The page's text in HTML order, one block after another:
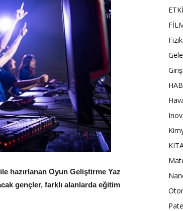
hazırlanan Oyun Geliştirme Yaz
gençler, farklı alanlarda eğitim
Fizik